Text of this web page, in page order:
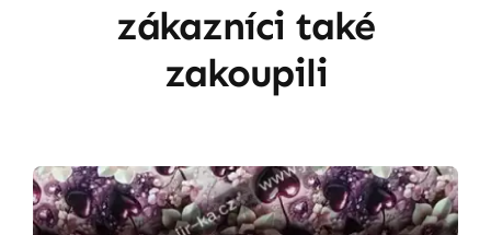
zákazníci také
zakoupili